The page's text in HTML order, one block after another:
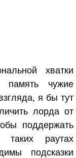
хватки
память чужие
я бы тут
лорда от
поддержать
раутах
подсказки